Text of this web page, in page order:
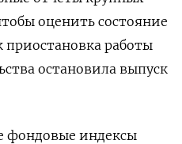
оценить состояние
работы
остановила выпуск
фондовые индексы